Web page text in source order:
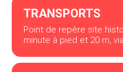
TRANSPORTS
Point de repère site
minute à pied et 20 m,